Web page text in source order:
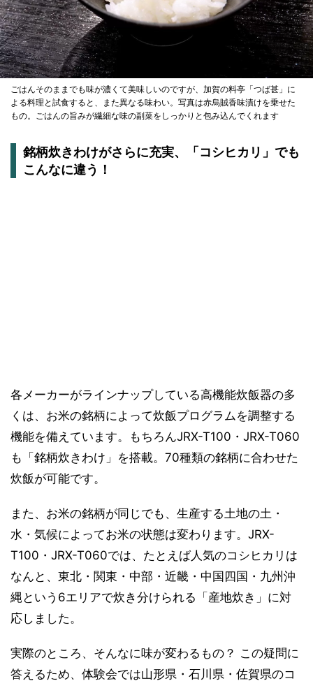
ごはんそのままでも味が濃くて美味しいのですが、加賀の料亭「つば甚」に
よる料理と試食すると、また異なる味わい。写真は赤烏賊香味漬けを乗せた
もの。ごはんの旨みが繊細な味の副菜をしっかりと包み込んでくれます
銘柄炊きわけがさらに充実、「コシヒカリ」でも
こんなに違う！
各メーカーがラインナップしている高機能炊飯器の多
くは、お米の銘柄によって炊飯プログラムを調整する
機能を備えています。もちろんJRX-T100・JRX-T060
も「銘柄炊きわけ」を搭載。70種類の銘柄に合わせた
炊飯が可能です。
また、お米の銘柄が同じでも、生産する土地の土・
水・気候によってお米の状態は変わります。JRX-
T100・JRX-T060では、たとえば人気のコシヒカリは
なんと、東北・関東・中部・近畿・中国四国・九州沖
縄という6エリアで炊き分けられる「産地炊き」に対
応しました。
実際のところ、そんなに味が変わるもの？ この疑問に
答えるため、体験会では山形県・石川県・佐賀県のコ